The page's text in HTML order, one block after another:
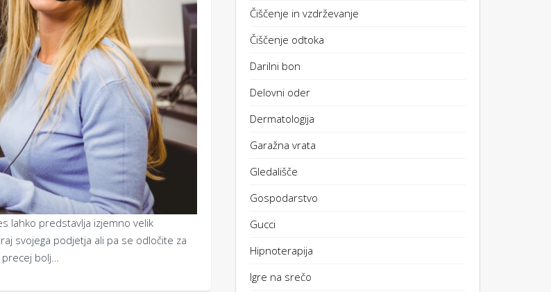
lahko predstavlja izjemno velik
svojega podjetja ali pa se odločite za
precej bolj…
Čiščenje in vzdrževanje
Čiščenje odtoka
Darilni bon
Delovni oder
Dermatologija
Garažna vrata
Gledališče
Gospodarstvo
Gucci
Hipnoterapija
Igre na srečo